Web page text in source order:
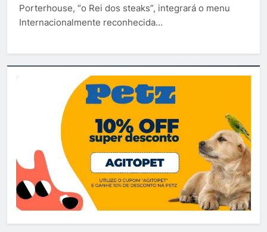
Porterhouse, “o Rei dos steaks”, integrará o menu
Internacionalmente reconhecida…